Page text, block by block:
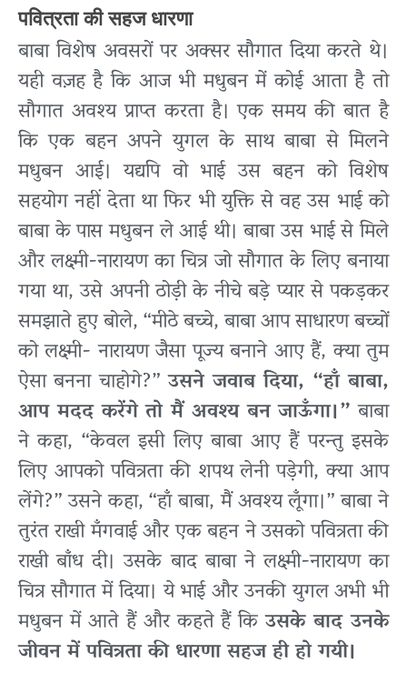
पवित्रता की सहज धारणा
बाबा विशेष अवसरों पर अक्सर सौगात दिया करते थे।
यही वज़ह है कि आज भी मधुबन में कोई आता है तो
सौगात अवश्य प्राप्त करता है। एक समय की बात है
कि एक बहन अपने युगल के साथ बाबा से मिलने
मधुबन आई। यद्यपि वो भाई उस बहन को विशेष
सहयोग नहीं देता था फिर भी युक्ति से वह उस भाई को
बाबा के पास मधुबन ले आई थी। बाबा उस भाई से मिले
और लक्ष्मी-नारायण का चित्र जो सौगात के लिए बनाया
गया था, उसे अपनी ठोड़ी के नीचे बड़े प्यार से पकड़कर
समझाते हुए बोले, “मीठे बच्चे, बाबा आप साधारण बच्चों
को लक्ष्मी- नारायण जैसा पूज्य बनाने आए हैं, क्या तुम
ऐसा बनना चाहोगे?”उसने जवाब दिया, “हाँ बाबा,
आप मदद करेंगे तो मैं अवश्य बन जाऊँगा।”बाबा
ने कहा, “केवल इसी लिए बाबा आए हैं परन्तु इसके
लिए आपको पवित्रता की शपथ लेनी पड़ेगी, क्या आप
लेंगे?” उसने कहा, “हाँ बाबा, मैं अवश्य लूँगा।” बाबा ने
तुरंत राखी मँगवाई और एक बहन ने उसको पवित्रता की
राखी बाँध दी। उसके बाद बाबा ने लक्ष्मी-नारायण का
चित्र सौगात में दिया। ये भाई और उनकी युगल अभी भी
मधुबन में आते हैं और कहते हैं किउसके बाद उनके
जीवन में पवित्रता की धारणा सहज ही हो गयी।